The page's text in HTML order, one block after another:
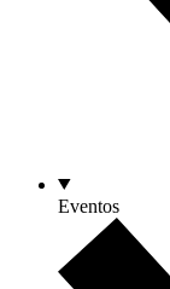
Eventos